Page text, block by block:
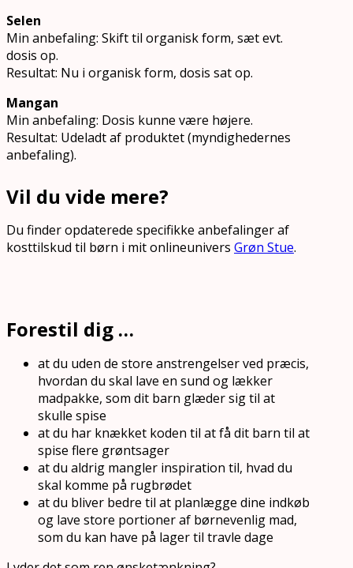
Selen
Min anbefaling: Skift til organisk form, sæt evt.
dosis op.
Resultat: Nu i organisk form, dosis sat op.
Mangan
Min anbefaling: Dosis kunne være højere.
Resultat: Udeladt af produktet (myndighedernes
anbefaling).
Vil du vide mere?
Du finder opdaterede specifikke anbefalinger af
kosttilskud til børn i mit onlineunivers Grøn Stue.
Forestil dig …
at du uden de store anstrengelser ved præcis,
hvordan du skal lave en sund og lækker
madpakke, som dit barn glæder sig til at
skulle spise
at du har knækket koden til at få dit barn til at
spise flere grøntsager
at du aldrig mangler inspiration til, hvad du
skal komme på rugbrødet
at du bliver bedre til at planlægge dine indkøb
og lave store portioner af børnevenlig mad,
som du kan have på lager til travle dage